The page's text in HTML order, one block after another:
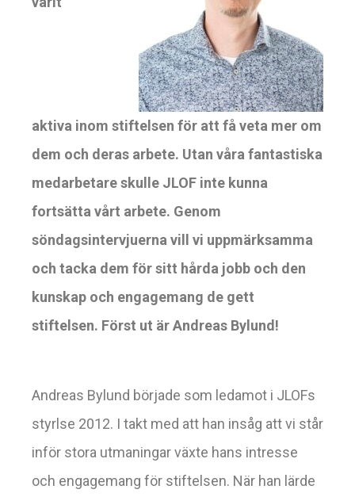
aktiva inom stiftelsen för att få veta mer om
dem och deras arbete. Utan våra fantastiska
medarbetare skulle JLOF inte kunna
fortsätta vårt arbete. Genom
söndagsintervjuerna vill vi uppmärksamma
och tacka dem för sitt hårda jobb och den
kunskap och engagemang de gett
stiftelsen. Först ut är Andreas Bylund!
Andreas Bylund började som ledamot i JLOFs
styrlse 2012. I takt med att han insåg att vi står
inför stora utmaningar växte hans intresse
och engagemang för stiftelsen. När han lärde